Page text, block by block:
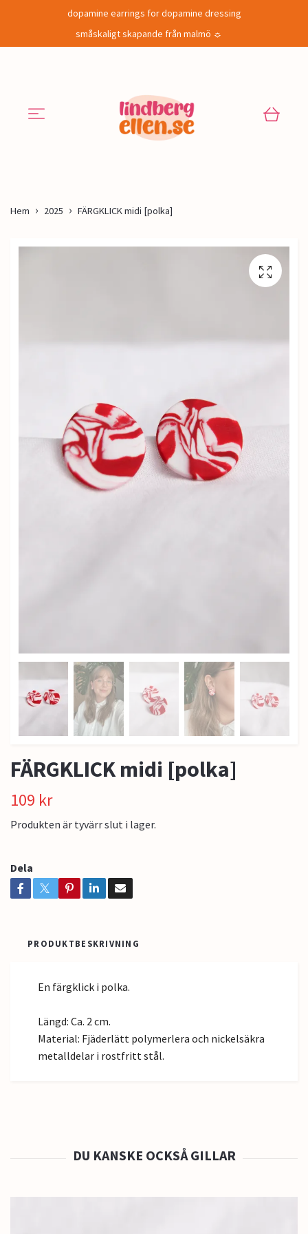
dopamine earrings for dopamine dressing
småskaligt skapande från malmö ☼
Hem 2025 FÄRGKLICK midi [polka]
FÄRGKLICK midi [polka]
109 kr
Produkten är tyvärr slut i lager.
Dela
PRODUKTBESKRIVNING
En färgklick i polka.
Längd: Ca. 2 cm.
Material: Fjäderlätt polymerlera och nickelsäkra
metalldelar i rostfritt stål.